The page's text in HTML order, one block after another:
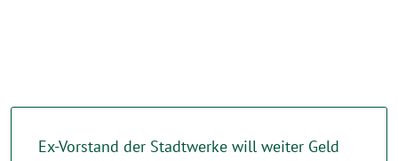
Ex-Vorstand der Stadtwerke will weiter Geld